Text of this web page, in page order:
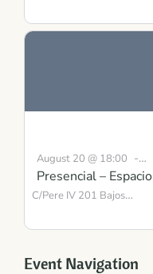
Scotland
August 20 @ 18:00 -
19:00 CEST
Presencial – Espacio
para la Presencia y el
C/Pere IV 201 Bajos
Event Navigation